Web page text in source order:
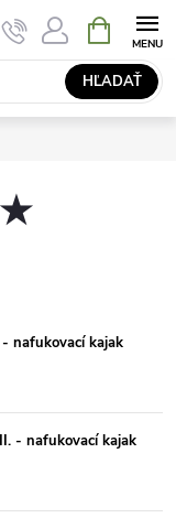
HĽADAŤ
KOŠÍK
nafukovací kajak
- nafukovací kajak